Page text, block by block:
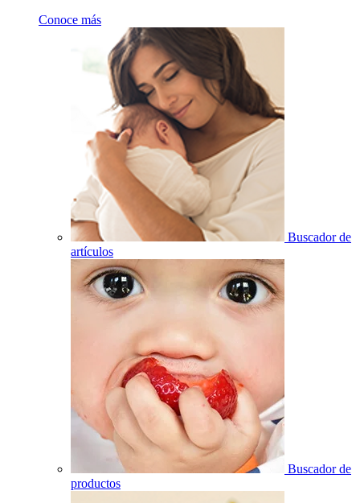
Conoce más
Buscador de
artículos
Buscador de
productos